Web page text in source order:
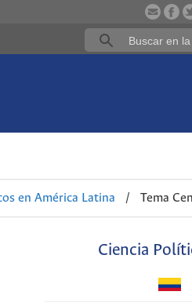
en América Latina / Tema
Ciencia